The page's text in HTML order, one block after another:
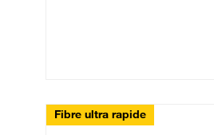
Fibre ultra rapide